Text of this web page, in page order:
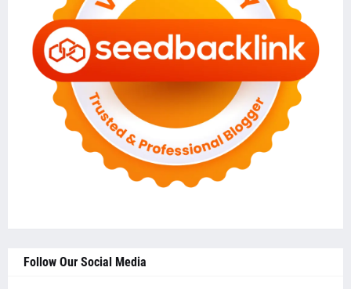
Follow Our Social Media